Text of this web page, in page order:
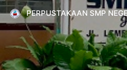
PERPUSTAKAAN SMP